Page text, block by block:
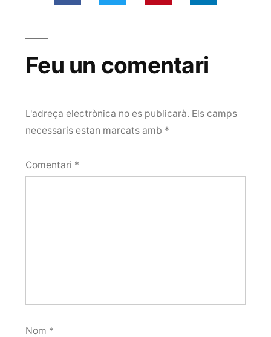
Feu un comentari
L'adreça electrònica no es publicarà. Els camps
necessaris estan marcats amb *
Comentari *
Nom *